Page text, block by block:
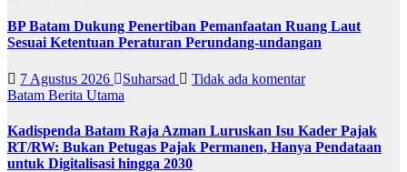
BP Batam Dukung Penertiban Pemanfaatan Ruang Laut
Sesuai Ketentuan Peraturan Perundang-undangan
7 Agustus 2026 Suharsad
Tidak ada komentar
Batam Berita Utama
Kadispenda Batam Raja Azman Luruskan Isu Kader Pajak
RT/RW: Bukan Petugas Pajak Permanen, Hanya Pendataan
untuk Digitalisasi hingga 2030